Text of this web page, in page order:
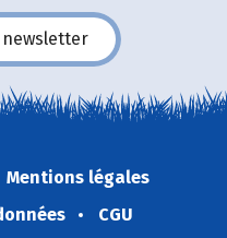
Mentions légales
CGU